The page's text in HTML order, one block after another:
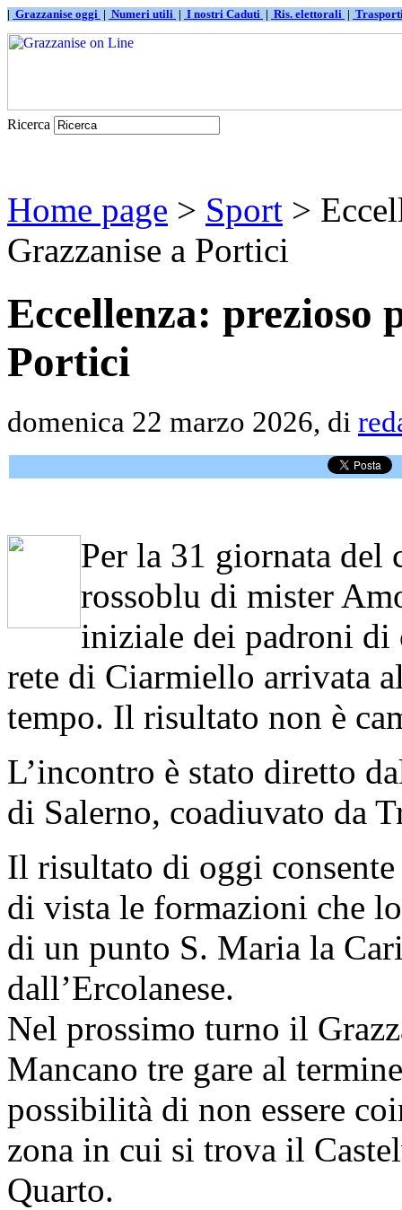
| Grazzanise oggi | Numeri utili | I nostri Caduti | Ris. elettorali |
Ricerca
Home page > Sport >
Grazzanise a Portici
Eccellenza: prezioso
Portici
domenica 22 marzo 2026, di
Per la 31 giornata del
rossoblu di mister
iniziale dei padroni di
rete di Ciarmiello arrivata
tempo. Il risultato non è
L’incontro è stato diretto
di Salerno, coadiuvato da
Il risultato di oggi
di vista le formazioni che
di un punto S. Maria la
dall’Ercolanese.
Nel prossimo turno il
Mancano tre gare al
possibilità di non essere
zona in cui si trova il
Quarto.